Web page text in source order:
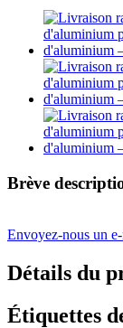
Brève
Envoyez-nous un
Détails du
Étiquettes